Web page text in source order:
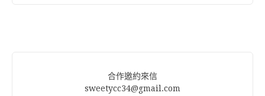
合作邀約來信
sweetycc34@gmail.com